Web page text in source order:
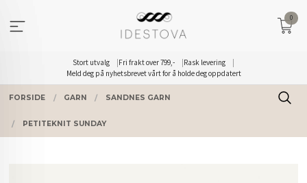
innholdet
Stort utvalg Fri frakt over 799,-
Rask levering
Meld deg på nyhetsbrevet vårt for å holde deg oppdatert
0
FORSIDE GARN SANDNES GARN
PETITEKNIT SUNDAY